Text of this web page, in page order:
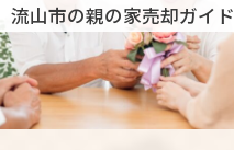
流山市の親の家売却ガイド